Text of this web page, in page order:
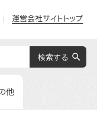
運営会社サイトトップ
他